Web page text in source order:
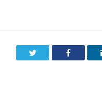
Facebook